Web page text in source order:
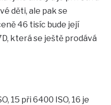
děti, ale pak se
46 tisíc bude její
která se ještě prodává
15 při 6400 ISO, 16 je